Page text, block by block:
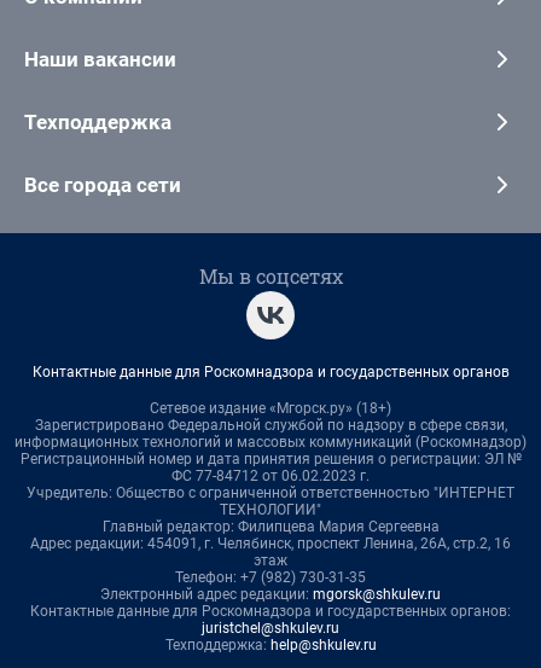
Наши вакансии
Техподдержка
Все города сети
Мы в соцсетях
Контактные данные для Роскомнадзора и государственных органов
Сетевое издание «Мгорск.ру» (18+)
Зарегистрировано Федеральной службой по надзору в сфере связи,
информационных технологий и массовых коммуникаций (Роскомнадзор)
Регистрационный номер и дата принятия решения о регистрации: ЭЛ №
ФС 77-84712 от 06.02.2023 г.
Учредитель: Общество с ограниченной ответственностью "ИНТЕРНЕТ
ТЕХНОЛОГИИ"
Главный редактор: Филипцева Мария Сергеевна
Адрес редакции: 454091, г. Челябинск, проспект Ленина, 26А, стр.2, 16
этаж
Телефон: +7 (982) 730-31-35
Электронный адрес редакции: mgorsk@shkulev.ru
Контактные данные для Роскомнадзора и государственных органов:
juristchel@shkulev.ru
Техподдержка: help@shkulev.ru